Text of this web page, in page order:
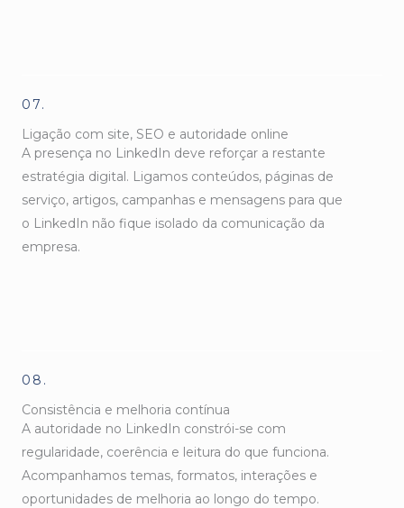
07.
Ligação com site, SEO e autoridade online
A presença no LinkedIn deve reforçar a restante
estratégia digital. Ligamos conteúdos, páginas de
serviço, artigos, campanhas e mensagens para que
o LinkedIn não fique isolado da comunicação da
empresa.
08.
Consistência e melhoria contínua
A autoridade no LinkedIn constrói-se com
regularidade, coerência e leitura do que funciona.
Acompanhamos temas, formatos, interações e
oportunidades de melhoria ao longo do tempo.